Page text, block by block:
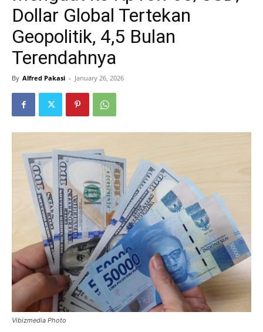
Dollar Global Tertekan
Geopolitik, 4,5 Bulan
Terendahnya
By Alfred Pakasi - January 26, 2026
Vibizmedia Photo